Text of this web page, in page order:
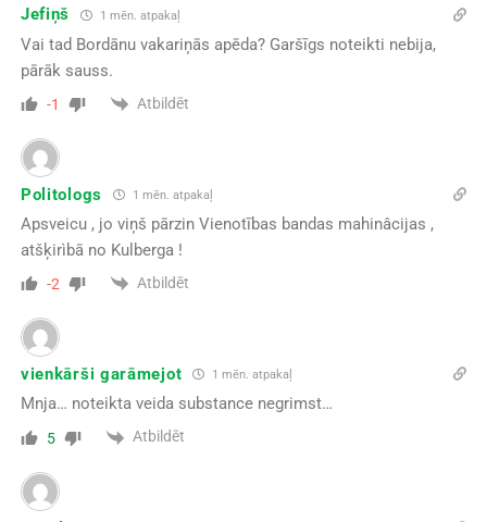
Jefiņš 1 mēn. atpakaļ
Vai tad Bordānu vakariņās apēda? Garšīgs noteikti nebija,
pārāk sauss.
-1 Atbildēt
Politologs 1 mēn. atpakaļ
Apsveicu , jo viņš pārzin Vienotības bandas mahinâcijas ,
atšķirìbā no Kulberga !
-2 Atbildēt
vienkārši garāmejot 1 mēn. atpakaļ
Mnja… noteikta veida substance negrimst…
5 Atbildēt